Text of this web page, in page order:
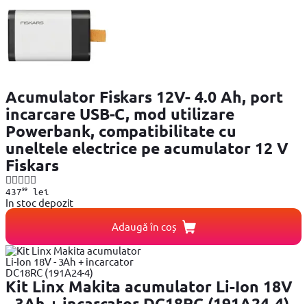
Acumulator Fiskars 12V- 4.0 Ah, port
incarcare USB-C, mod utilizare
Powerbank, compatibilitate cu
uneltele electrice pe acumulator 12 V
Fiskars
43799lei
In stoc depozit
Adaugă în coș
Kit Linx Makita acumulator Li-Ion 18V